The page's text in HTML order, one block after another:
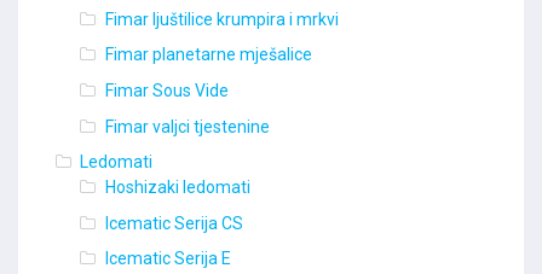
Fimar ljuštilice krumpira i mrkvi
Fimar planetarne mješalice
Fimar Sous Vide
Fimar valjci tjestenine
Ledomati
Hoshizaki ledomati
Icematic Serija CS
Icematic Serija E